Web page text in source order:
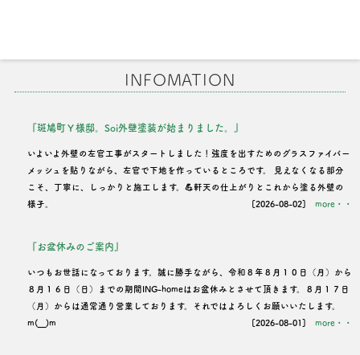
シ
INFOMATION
『斑鳩町Ｙ様邸。Soi外壁塗装が始まりました。』
いよいよ外壁の左官工事がスタートしました！強度を出すためのグラスファイバー
メッシュを貼りながら、左官で下地を作っているところです。 見えなくなる部分
こそ、丁寧に、しっかりと施工します。💪軒天の仕上がりとこれから塗る外壁の
様子。 [2026-08-02] more・・
『お盆休みのご案内』
いつもお世話になっております。誠に勝手ながら、令和８年８月１０日（月）から
８月１６日（日）までの期間ING-homeはお盆休みとさせて頂きます。８月１７日
（月）からは通常通り営業しております。それではよろしくお願いいたします。
m(__)m [2026-08-01] more・・